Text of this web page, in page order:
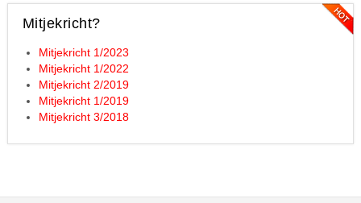
Mitjekricht?
Mitjekricht 1/2023
Mitjekricht 1/2022
Mitjekricht 2/2019
Mitjekricht 1/2019
Mitjekricht 3/2018